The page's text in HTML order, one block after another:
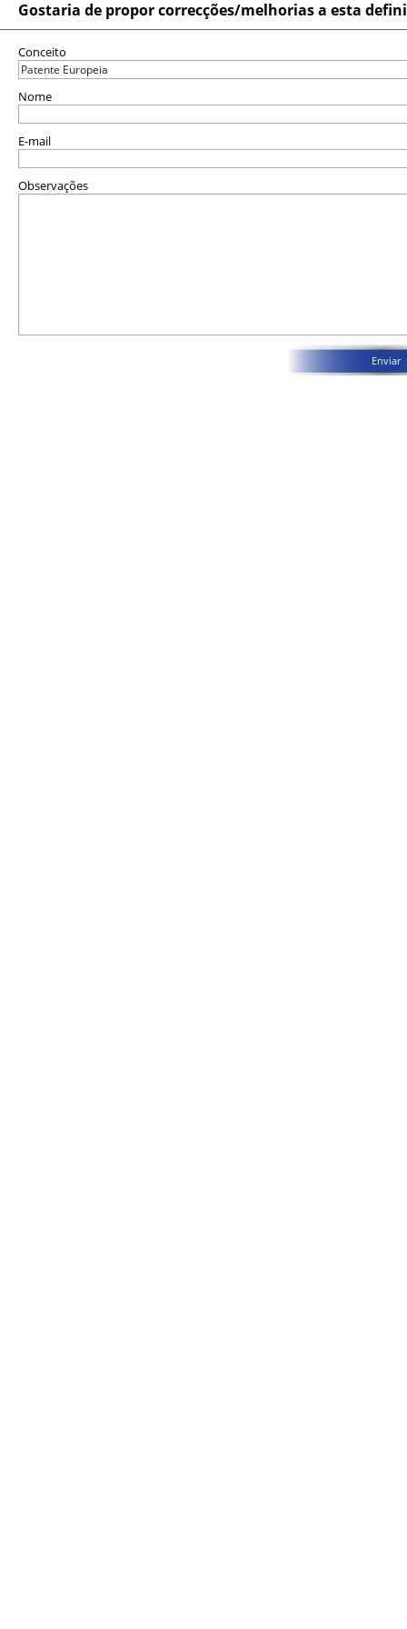
Gostaria de propor correcções/melhorias a esta
Conceito
Nome
E-mail
Observações
Enviar